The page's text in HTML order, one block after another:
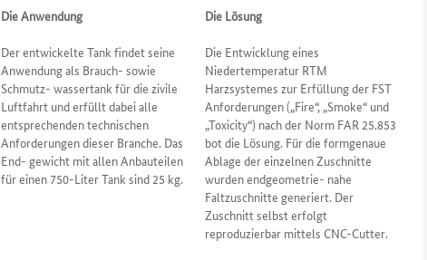
Die Anwendung
Der entwickelte Tank findet seine
Anwendung als Brauch- sowie
Schmutz- wassertank für die zivile
Luftfahrt und erfüllt dabei alle
entsprechenden technischen
Anforderungen dieser Branche. Das
End- gewicht mit allen Anbauteilen
für einen 750-Liter Tank sind 25 kg.
Die Lösung
Die Entwicklung eines
Niedertemperatur RTM
Harzsystemes zur Erfüllung der FST
Anforderungen („Fire“, „Smoke“ und
„Toxicity“) nach der Norm FAR 25.853
bot die Lösung. Für die formgenaue
Ablage der einzelnen Zuschnitte
wurden endgeometrie- nahe
Faltzuschnitte generiert. Der
Zuschnitt selbst erfolgt
reproduzierbar mittels CNC-Cutter.